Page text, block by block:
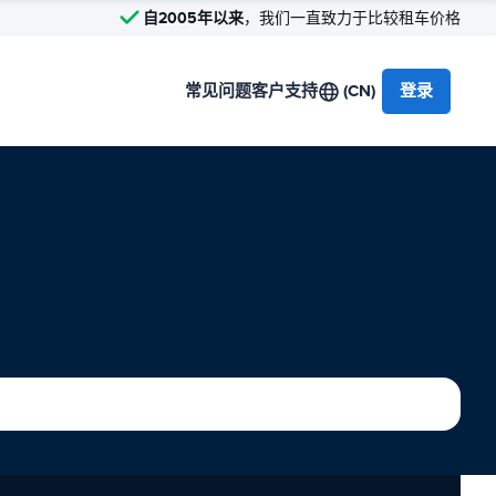
自2005年以来，我们一直致力于比较租车价格
常见问题客户支持 (CN) 登录